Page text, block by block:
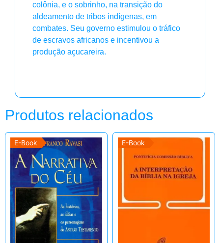
colônia, e o sobrinho, na transição do
aldeamento de tribos indígenas, em
combates. Seu governo estimulou o tráfico
de escravos africanos e incentivou a
produção açucareira.
Produtos relacionados
E-Book E-Book